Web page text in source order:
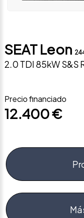
SEAT Leon
2.0 TDI 85kW S&S
Precio financiado
12.400 €